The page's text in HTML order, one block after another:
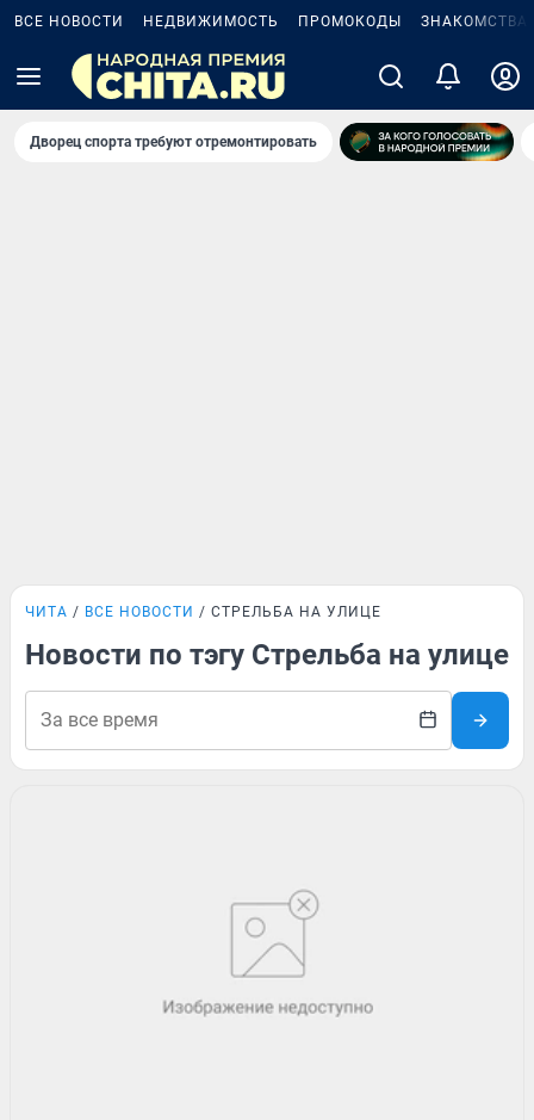
ВСЕ НОВОСТИ НЕДВИЖИМОСТЬ ПРОМОКОДЫ ЗНАКОМСТВА
Дворец спорта требуют отремонтировать
ЧИТА ВСЕ НОВОСТИ СТРЕЛЬБА НА УЛИЦЕ
Новости по тэгу Стрельба на улице